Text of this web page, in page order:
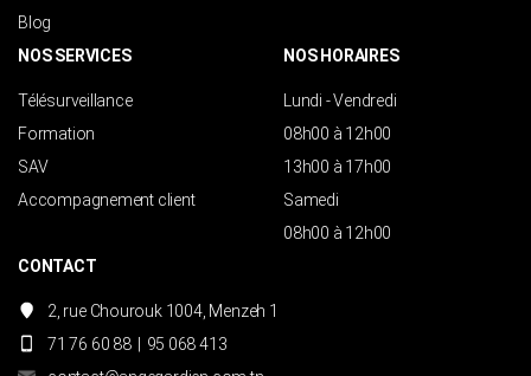
Blog
NOS SERVICES
Télésurveillance
Formation
SAV
Accompagnement client
NOS HORAIRES
Lundi - Vendredi
08h00 à 12h00
13h00 à 17h00
Samedi
08h00 à 12h00
CONTACT
2, rue Chourouk 1004, Menzeh 1
71 76 60 88
95 068 413